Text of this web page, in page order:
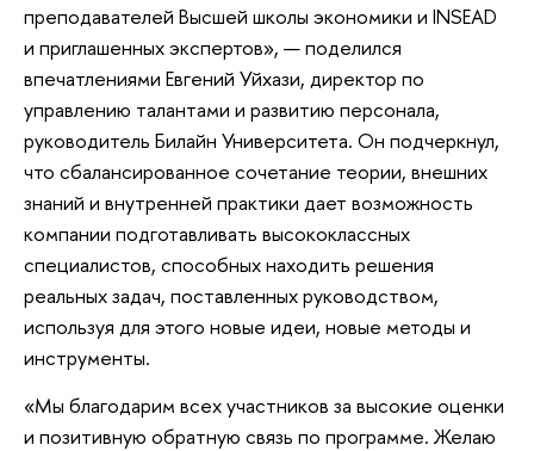
преподавателей Высшей школы экономики и INSEAD
и приглашенных экспертов», — поделился
впечатлениями Евгений Уйхази, директор по
управлению талантами и развитию персонала,
руководитель Билайн Университета. Он подчеркнул,
что сбалансированное сочетание теории, внешних
знаний и внутренней практики дает возможность
компании подготавливать высококлассных
специалистов, способных находить решения
реальных задач, поставленных руководством,
используя для этого новые идеи, новые методы и
инструменты.
«Мы благодарим всех участников за высокие оценки
и позитивную обратную связь по программе. Желаю